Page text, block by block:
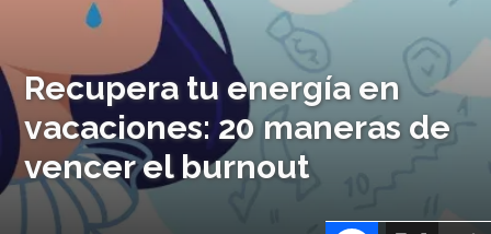
Recupera tu energía en
vacaciones: 20 maneras de
vencer el burnout
X
Facebook